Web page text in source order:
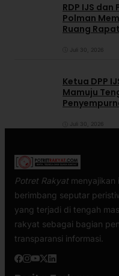
RDP IJS dan
Polman
Ruang Rapat
Juli 30, 2026
Ketua DPP
Mamuju
Juli 30, 2026
Potret Rakyatmenyajikan
berimbang seputar
yang terjadi di tengah
rakyat sebagai bagian
transparansi informasi.